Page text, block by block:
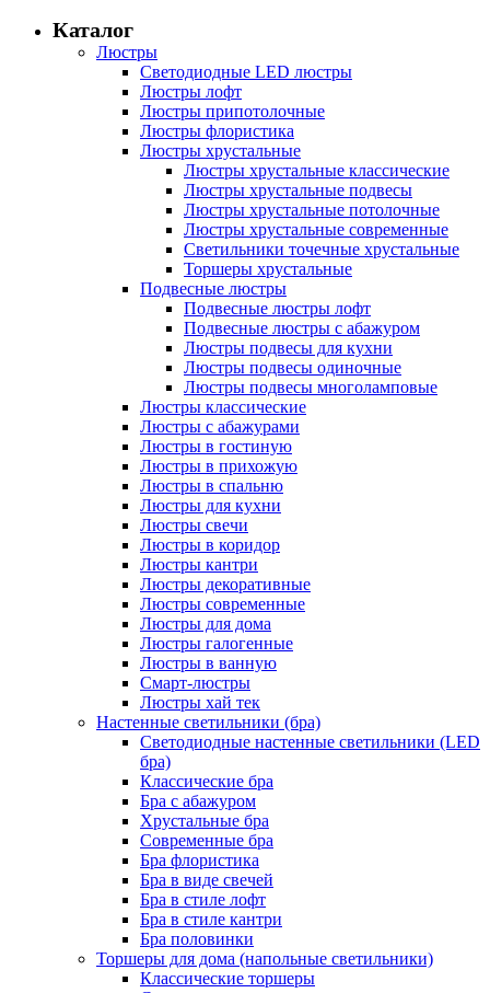
Каталог
Люстры
Светодиодные LED люстры
Люстры лофт
Люстры припотолочные
Люстры флористика
Люстры хрустальные
Люстры хрустальные классические
Люстры хрустальные подвесы
Люстры хрустальные потолочные
Люстры хрустальные современные
Светильники точечные хрустальные
Торшеры хрустальные
Подвесные люстры
Подвесные люстры лофт
Подвесные люстры с абажуром
Люстры подвесы для кухни
Люстры подвесы одиночные
Люстры подвесы многоламповые
Люстры классические
Люстры с абажурами
Люстры в гостиную
Люстры в прихожую
Люстры в спальню
Люстры для кухни
Люстры свечи
Люстры в коридор
Люстры кантри
Люстры декоративные
Люстры современные
Люстры для дома
Люстры галогенные
Люстры в ванную
Смарт-люстры
Люстры хай тек
Настенные светильники (бра)
Светодиодные настенные светильники (LED
бра)
Классические бра
Бра с абажуром
Хрустальные бра
Современные бра
Бра флористика
Бра в виде свечей
Бра в стиле лофт
Бра в стиле кантри
Бра половинки
Торшеры для дома (напольные светильники)
Классические торшеры